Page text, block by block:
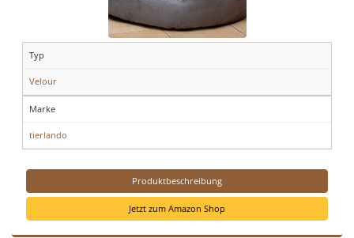
Typ
Velour
Marke
tierlando
Produktbeschreibung
Jetzt zum Amazon Shop